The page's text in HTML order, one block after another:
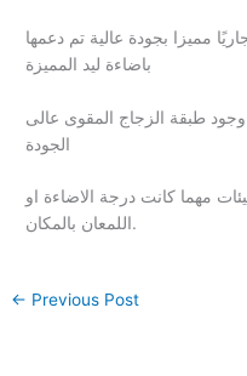
مميزا بجودة عالية تم دعمها
باضاءة ليد المميزة
طبقة الزجاج المقوى عالى
الجودة
مهما كانت درجة الاضاءة او
اللمعان بالمكان.
← Previous Post